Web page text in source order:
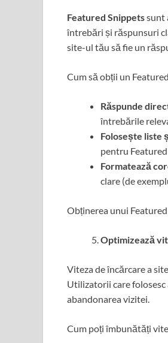
Featured Snippetssunt
întrebări și răspunsuri
site-ul tău să fie un
Cum să obții un
Răspunde
întrebările
Folosește liste
pentru
Formatează
clare (de
Obținerea unui
Optimizează
Viteza de încărcare a
Utilizatorii care
abandonarea vizitei.
Cum poți îmbunătăți